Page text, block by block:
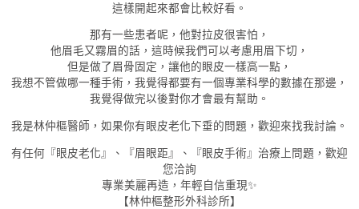
這樣開起來都會比較好看。
那有一些患者呢，他對拉皮很害怕，
他眉毛又霧眉的話，這時候我們可以考慮用眉下切，
但是做了眉骨固定，讓他的眼皮一樣高一點，
我想不管做哪一種手術，我覺得都要有一個專業科學的數據在那邊，
我覺得做完以後對你才會最有幫助。
我是林仲樞醫師，如果你有眼皮老化下垂的問題，歡迎來找我討論。
有任何『眼皮老化』、『眉眼距』、『眼皮手術』治療上問題，歡迎
您洽詢
專業美麗再造，年輕自信重現✨
【林仲樞整形外科診所】